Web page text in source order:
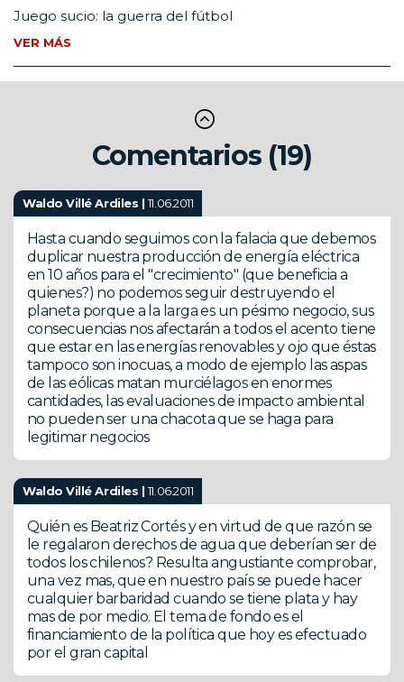
Juego sucio: la guerra del fútbol
VER MÁS
Comentarios (19)
Waldo Villé Ardiles |11.06.2011
Hasta cuando seguimos con la falacia que debemos
duplicar nuestra producción de energía eléctrica
en 10 años para el "crecimiento" (que beneficia a
quienes?) no podemos seguir destruyendo el
planeta porque a la larga es un pésimo negocio, sus
consecuencias nos afectarán a todos el acento tiene
que estar en las energías renovables y ojo que éstas
tampoco son inocuas, a modo de ejemplo las aspas
de las eólicas matan murciélagos en enormes
cantidades, las evaluaciones de impacto ambiental
no pueden ser una chacota que se haga para
legitimar negocios
Waldo Villé Ardiles |11.06.2011
Quién es Beatriz Cortés y en virtud de que razón se
le regalaron derechos de agua que deberían ser de
todos los chilenos? Resulta angustiante comprobar,
una vez mas, que en nuestro país se puede hacer
cualquier barbaridad cuando se tiene plata y hay
mas de por medio. El tema de fondo es el
financiamiento de la política que hoy es efectuado
por el gran capital